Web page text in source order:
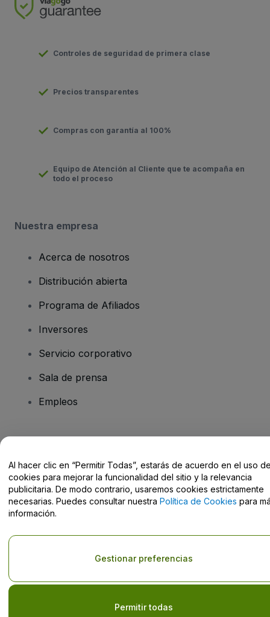
Controles de seguridad de primera clase
Precios transparentes
Compras con garantía al 100%
Equipo de Atención al Cliente que te acompaña en
todo el proceso
Nuestra empresa
Acerca de nosotros
Distribución abierta
Programa de Afiliados
Inversores
Servicio corporativo
Sala de prensa
Empleos
Centro de Ayuda / Contacto
Política de Privacidad, de laPolítica de Cookies
No compartir mi información personal ni tus opciones de
Al hacer clic en “Permitir Todas”, estarás de acuerdo en el uso
cookies para mejorar la funcionalidad del sitio y la relevancia
publicitaria. De modo contrario, usaremos cookies estrictamente
necesarias. Puedes consultar nuestra Política de Cookies para
información.
Permitir todas
Gestionar preferencias